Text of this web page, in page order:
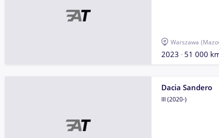
Warszawa
2023 51 000
Dacia Sandero
III (2020-)